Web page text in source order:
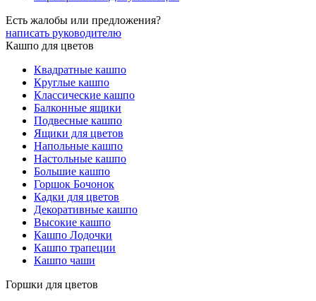
Есть жалобы или предложения?
написать руководителю
Кашпо для цветов
Квадратные кашпо
Круглые кашпо
Классические кашпо
Балконные ящики
Подвесные кашпо
Ящики для цветов
Напольные кашпо
Настольные кашпо
Большие кашпо
Горшок Бочонок
Кадки для цветов
Декоративные кашпо
Высокие кашпо
Кашпо Лодочки
Кашпо трапеции
Кашпо чаши
Горшки для цветов